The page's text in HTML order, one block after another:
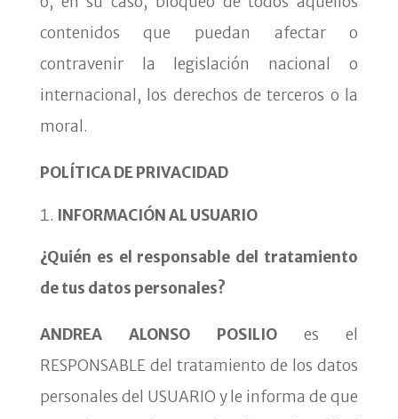
contenidos que puedan afectar o
contravenir la legislación nacional o
internacional, los derechos de terceros o la
moral.
POLÍTICA DE PRIVACIDAD
INFORMACIÓN AL USUARIO
¿Quién es el responsable del tratamiento
de tus datos personales?
ANDREA ALONSO POSILIOes el
RESPONSABLE del tratamiento de los datos
personales del USUARIO y le informa de que